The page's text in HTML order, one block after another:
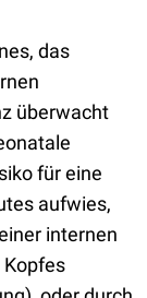
das
überwacht
für eine
aufwies,
internen
Kopfes